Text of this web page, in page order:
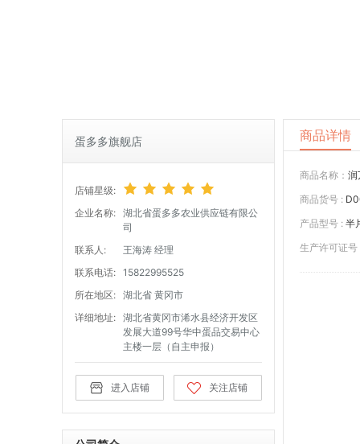
蛋多多旗舰店
店铺星级:
企业名称: 湖北省蛋多多农业供应链有限公
司
联系人:
王海涛 经理
联系电话: 15822995525
所在地区: 湖北省 黄冈市
详细地址: 湖北省黄冈市浠水县经济开发区
发展大道99号华中蛋品交易中心
主楼一层（自主申报）
进入店铺 关注店铺
商品详情
商品名称： 润
商品货号 :
产品型号 : 半
生产许可证号